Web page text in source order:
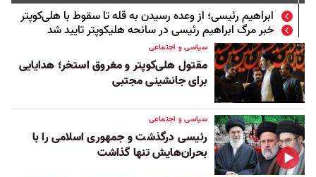
ابراهیم رئیسی؛ از وعده رسیدن به قله تا سقوط با هلی‌کوپتر
خبر مرگ ابراهیم رئیسی در سانحه هلیکوپتر تایید شد
سیاسی و اجتماعی
مقتول هلی‌کوپتر و مغروق استخر؛ هدایایی
برای جانشینی مجتبی
سیاسی و اجتماعی
رئیسی درگذشت و جمهوری اسلامی را با
بحران‌هایش تنها گذاشت